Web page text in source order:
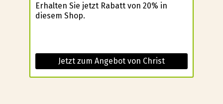
Erhalten Sie jetzt Rabatt von 20% in
diesem Shop.
Jetzt zum Angebot von Christ